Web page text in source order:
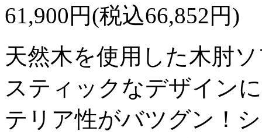
61,900円(税込66,852円)
天然木を使用した木肘
スティックなデザイン
テリア性がバツグン！